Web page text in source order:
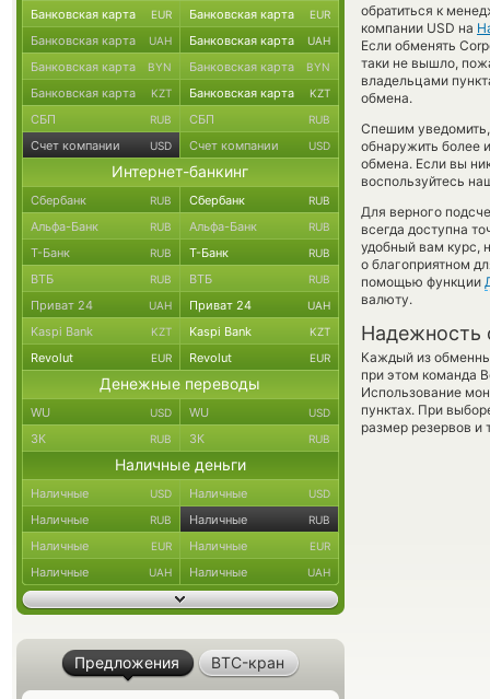
обратиться к
компании USD на
Если обменять
таки не вышло,
владельцами
обмена.
Спешим
обнаружить более
обмена. Если вы
воспользуйтесь
Для верного
всегда доступна
удобный вам курс,
о благоприятном
помощью функции
валюту.
Надежность
Каждый из
при этом команда
Использование
пунктах. При
размер резервов и
Банковская карта EUR Банковская карта EUR
Банковская карта UAH Банковская карта UAH
Банковская карта BYN Банковская карта BYN
Банковская карта KZT Банковская карта KZT
СБП RUB СБП RUB
Счет компании USD Счет компании USD
Интернет-банкинг
Сбербанк RUB Сбербанк RUB
Альфа-Банк RUB Альфа-Банк RUB
Т-Банк RUB Т-Банк RUB
ВТБ RUB ВТБ RUB
Приват 24 UAH Приват 24 UAH
Kaspi Bank KZT Kaspi Bank KZT
Revolut EUR Revolut EUR
Денежные переводы
WU USD WU USD
ЗК RUB ЗК RUB
Наличные деньги
Наличные USD Наличные USD
Наличные RUB Наличные RUB
Наличные EUR Наличные EUR
Наличные UAH Наличные UAH
Предложения BTC-кран